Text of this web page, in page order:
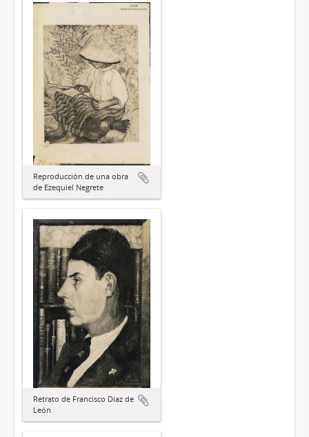
Reproducción de una obra
de Ezequiel Negrete
Retrato de Francisco Díaz de
León